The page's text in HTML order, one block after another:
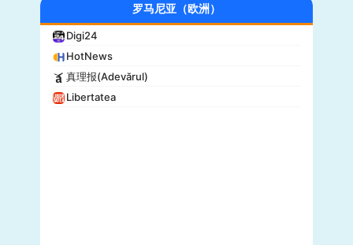
罗马尼亚（欧洲）
Digi24
HotNews
真理报(Adevărul)
Libertatea